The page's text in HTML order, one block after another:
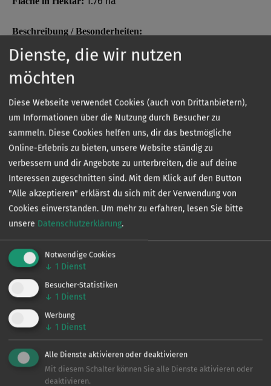
Beschreibung / Besonderheiten:
Kurzbezeichnung: Kuhlmey - Stich, Zehdenick
Bezeichnung: Kuhlmey - Stich, Zehdenick
Verbans- oder Verbandsvertragsgewässer:
Verbandsgewässer
Sonder­bestimmungen
Die genauen Sonderbestimmungen eines jeden
Gewässers können Sie kostenlos in unserer App
einsehen.
Verein
Dieses Gewässer wird vom LAV Brandenburg
bewirtschaftet. Für weitere Informationen zu den
Befischungsrechten und Regelungen laden Sie sich bitte
Dienste, die wir nutzen
möchten
Diese Webseite verwendet Cookies (auch von Drittanbietern),
um Informationen über die Nutzung durch Besucher zu
sammeln. Diese Cookies helfen uns, dir das bestmögliche
Online-Erlebnis zu bieten, unsere Website ständig zu
verbessern und dir Angebote zu unterbreiten, die auf deine
Interessen zugeschnitten sind. Mit dem Klick auf den Button
"Alle akzeptieren" erklärst du sich mit der Verwendung von
Cookies einverstanden. Um mehr zu erfahren, lesen Sie bitte
unsere Datenschutzerklärung.
Notwendige Cookies
↓ 1 Dienst
Besucher-Statistiken
↓ 1 Dienst
Werbung
↓ 1 Dienst
Alle Dienste aktivieren oder deaktivieren
Mit diesem Schalter können Sie alle Dienste aktivieren oder
deaktivieren.